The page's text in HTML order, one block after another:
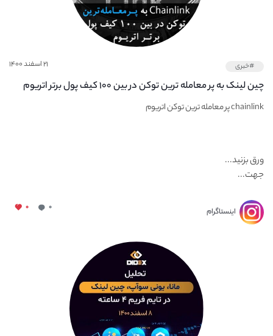
#خبری ۲۱ اسفند ۱۴۰۰
چین لینک به پر معامله ترین توکن در بین ۱۰۰ کیف پول برتر اتریوم
تبدیل شد
chainlink پر معامله ترین توکن اتریوم
ورق بزنید...
جهت...
اینستاگرام ۰ ۰